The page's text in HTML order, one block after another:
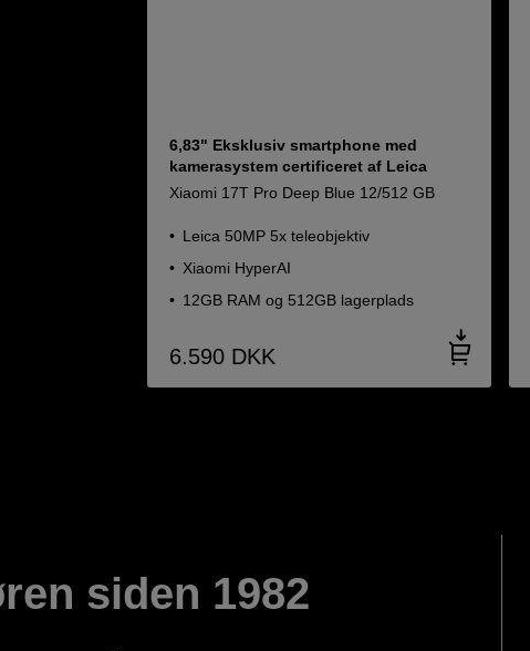
6,83" Eksklusiv smartphone med
kamerasystem certificeret af Leica
Xiaomi 17T Pro Deep Blue 12/512 GB
Leica 50MP 5x teleobjektiv
Xiaomi HyperAI
12GB RAM og 512GB lagerplads
6.590 DKK
siden 1982